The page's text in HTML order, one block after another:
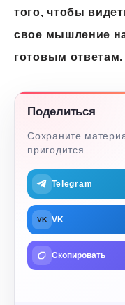
того, чтобы
свое мышление
готовым ответам.
Поделиться
Сохраните
пригодится.
Telegram
VK VK
Скопировать